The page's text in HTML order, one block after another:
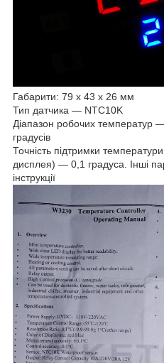
Габарити: 79 х 43 х 26 мм
Тип датчика — NTC10K
Діапазон робочих температур
градусів
Точність підтримки температури
дисплея) — 0,1 градуса. Інші
інструкції